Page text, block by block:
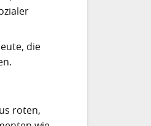
die
roten,